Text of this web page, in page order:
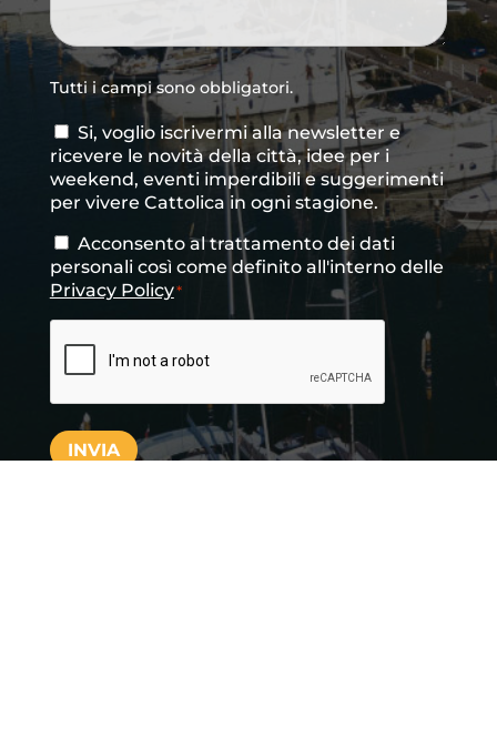
Tutti i campi sono obbligatori.
Consenso
newsletter
Si, voglio iscrivermi alla newsletter e
ricevere le novità della città, idee per i
weekend, eventi imperdibili e suggerimenti
per vivere Cattolica in ogni stagione.
Consenso*
Acconsento al trattamento dei dati
personali così come definito all'interno delle
Privacy Policy*
INVIA